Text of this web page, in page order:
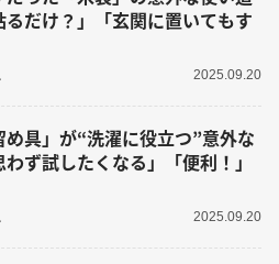
るだけ？」「玄関に置いてもす
2025.09.20
め具」が“洗濯に役立つ”意外な
ず試したくなる」「便利！」
2025.09.20